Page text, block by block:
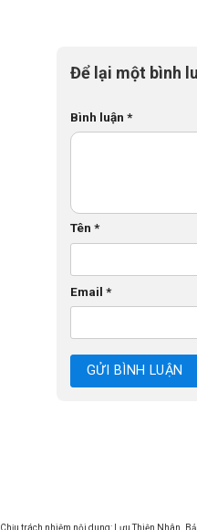
Để lại một bình
Bình luận *
Tên *
Email *